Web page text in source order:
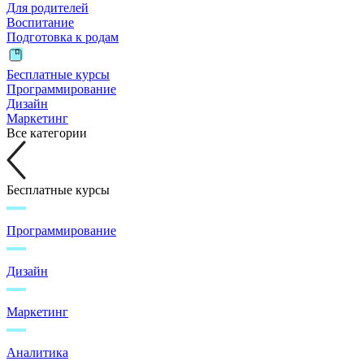
Для родителей
Воспитание
Подготовка к родам
Бесплатные курсы
Программирование
Дизайн
Маркетинг
Все категории
Бесплатные курсы
Программирование
Дизайн
Маркетинг
Аналитика